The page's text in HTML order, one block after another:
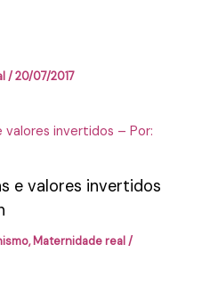
/20/07/2017
e valores invertidos
,Maternidade real/